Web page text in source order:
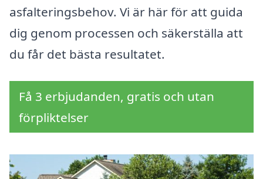
asfalteringsbehov. Vi är här för att guida
dig genom processen och säkerställa att
du får det bästa resultatet.
Få 3 erbjudanden, gratis och utan
förpliktelser